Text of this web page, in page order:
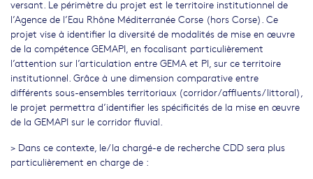
versant. Le périmètre du projet est le territoire institutionnel de
l’Agence de l’Eau Rhône Méditerranée Corse (hors Corse). Ce
projet vise à identifier la diversité de modalités de mise en œuvre
de la compétence GEMAPI, en focalisant particulièrement
l’attention sur l’articulation entre GEMA et PI, sur ce territoire
institutionnel. Grâce à une dimension comparative entre
différents sous-ensembles territoriaux (corridor/affluents/littoral),
le projet permettra d’identifier les spécificités de la mise en œuvre
de la GEMAPI sur le corridor fluvial.
> Dans ce contexte, le/la chargé-e de recherche CDD sera plus
particulièrement en charge de :